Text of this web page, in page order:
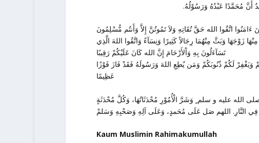
أَنَّ مُحَمَّدًا عَبْدُهُ وَرَسُوْلُهُ.
ءَامَنُوا اتَّقُوا الله حَقَّ تُقَاتِهِ وَلاَ تَمُوتُنَّ إِلاَّ وَأَنتُم مُّسْلِمُونَ
زَوْجَهَا وَبَثَّ مِنْهُمَا رِجَالاً كَثِيرًا وَنِسَآءً وَاتَّقُوا اللهَ الَّذِي
تَسَآءَلُونَ بِهِ وَاْلأَرْحَامَ إِنَّ الله كَانَ عَلَيْكُمْ رَقِيبًا
وَيَغْفِرْ لَكُمْ ذُنُوبَكُمْ وَمَن يُطِعِ اللهَ وَرَسُولَهُ فَقَدْ فَازَ فَوْزًا
عَظِيمًا
الله عليه و سلم ٍ وَشَرَّ الْأُمُوْرِ مُحْدَثَاتُهَا، وَكُلَّ مُحْدَثَةٍ
Kaum Muslimin Rahimakumullah